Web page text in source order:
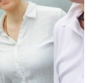
京都・丹後の旅」
日 繊維ニュース
で集客拠点増加」
2025冬＞」を開催
２３日 MADO / 京
Show」に出展しま
２６日 阪急うめだ
DIALOUGE に出展
日 ホテルカンラ
つながりを生むフ
たい！に挑戦しま
月1日～４月２２日
日 阪急うめだ本店
に出展しました
宿高島屋１階 ザ・
しいものづくり」に
８日 京阪百貨店
会 DIALOGUE に出
.２８日 ホテルカ
TEXT
に９本のエ
に４本の記事を寄稿